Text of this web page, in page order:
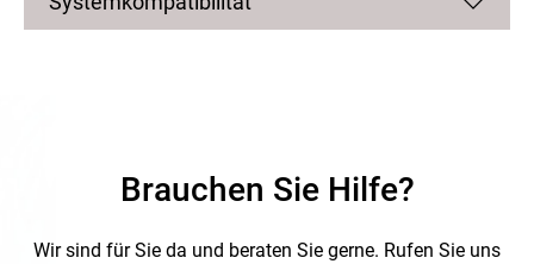
Brauchen Sie Hilfe?
Wir sind für Sie da und beraten Sie gerne. Rufen Sie uns